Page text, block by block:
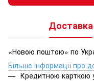
Доставка
«Новою поштою» по
Більше інформації про
Кредитною карткою